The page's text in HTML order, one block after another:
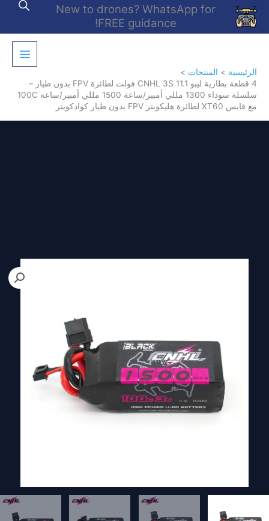
تخطي
المحتوى
New to drones? WhatsApp for
FREE guidance!
الرئيسية
المنتجات
4 قطعة بطارية ليبو CNHL 3S 11.1 فولت لطائرة FPV بدون طيار –
سلسلة سوداء 1300 مللي أمبير/ساعة 1500 مللي أمبير/ساعة 100C
مع قابس XT60 لطائرة هليكوبتر FPV بدون طيار كوادكوبتر